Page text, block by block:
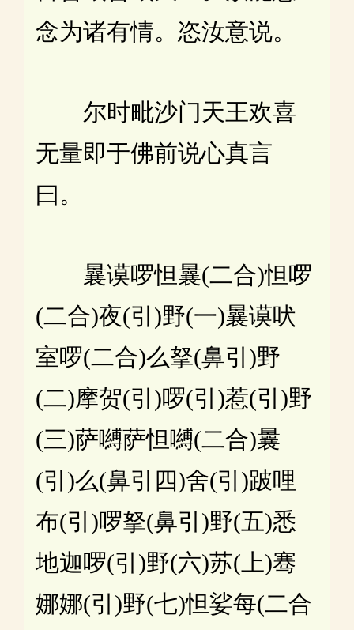
念为诸有情。恣汝意说。
尔时毗沙门天王欢喜
无量即于佛前说心真言
曰。
曩谟啰怛曩(二合)怛啰
(二合)夜(引)野(一)曩谟吠
室啰(二合)么拏(鼻引)野
(二)摩贺(引)啰(引)惹(引)野
(三)萨嚩萨怛嚩(二合)曩
(引)么(鼻引四)舍(引)跛哩
布(引)啰拏(鼻引)野(五)悉
地迦啰(引)野(六)苏(上)骞
娜娜(引)野(七)怛娑每(二合